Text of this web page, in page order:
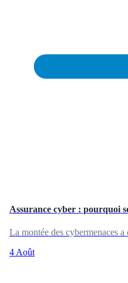
Assurance cyber : pourquoi
La montée des cybermenaces
4 Août